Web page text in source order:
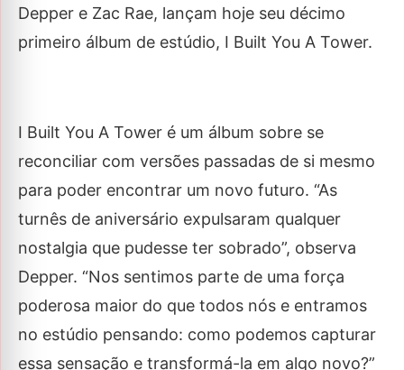
Depper e Zac Rae, lançam hoje seu décimo
primeiro álbum de estúdio, I Built You A Tower.
I Built You A Tower é um álbum sobre se
reconciliar com versões passadas de si mesmo
para poder encontrar um novo futuro. “As
turnês de aniversário expulsaram qualquer
nostalgia que pudesse ter sobrado”, observa
Depper. “Nos sentimos parte de uma força
poderosa maior do que todos nós e entramos
no estúdio pensando: como podemos capturar
essa sensação e transformá-la em algo novo?”